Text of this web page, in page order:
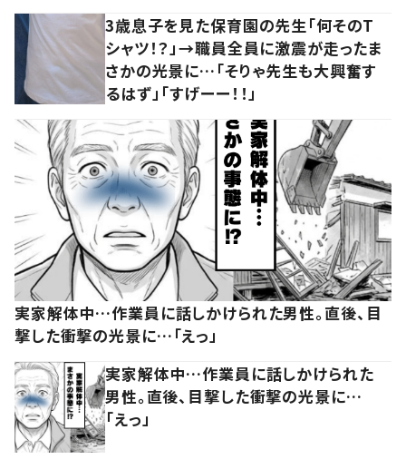
3歳息子を見た保育園の先生「何そのT
シャツ！？」→職員全員に激震が走ったま
さかの光景に…「そりゃ先生も大興奮す
るはず」「すげーー！！」
実家解体中…作業員に話しかけられた男性。直後、目
撃した衝撃の光景に…「えっ」
実家解体中…作業員に話しかけられた
男性。直後、目撃した衝撃の光景に…
「えっ」